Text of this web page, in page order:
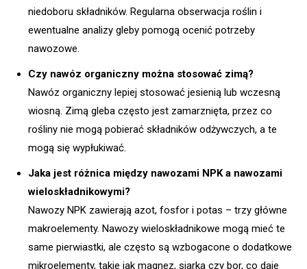
niedoboru składników. Regularna obserwacja roślin i
ewentualne analizy gleby pomogą ocenić potrzeby
nawozowe.
Czy nawóz organiczny można stosować zimą?
Nawóz organiczny lepiej stosować jesienią lub wczesną
wiosną. Zimą gleba często jest zamarznięta, przez co
rośliny nie mogą pobierać składników odżywczych, a te
mogą się wypłukiwać.
Jaka jest różnica między nawozami NPK a nawozami
wieloskładnikowymi?
Nawozy NPK zawierają azot, fosfor i potas – trzy główne
makroelementy. Nawozy wieloskładnikowe mogą mieć te
same pierwiastki, ale często są wzbogacone o dodatkowe
mikroelementy, takie jak magnez, siarka czy bor, co daje